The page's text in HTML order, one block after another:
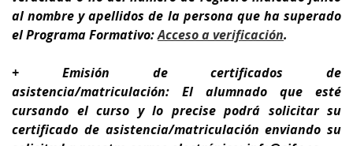
al nombre y apellidos de la persona que ha superado
el Programa Formativo:Acceso a verificación.
+ Emisión de certificados de
asistencia/matriculación: El alumnado que esté
cursando el curso y lo precise podrá solicitar su
certificado de asistencia/matriculación enviando su